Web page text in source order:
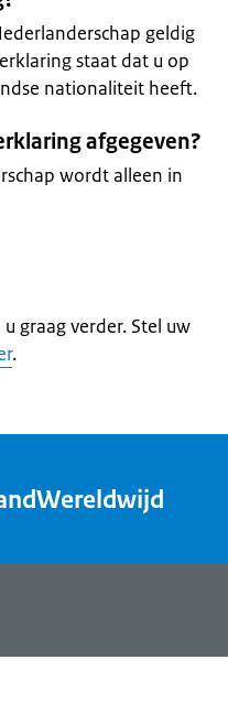
geldig
staat dat u op
nationaliteit heeft.
afgegeven?
wordt alleen in
graag verder. Stel uw
.